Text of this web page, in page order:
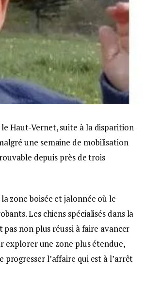
Haut-Vernet, suite à la disparition
une semaine de mobilisation
depuis près de trois
zone boisée et jalonnée où le
Les chiens spécialisés dans la
non plus réussi à faire avancer
explorer une zone plus étendue,
l’affaire qui est à l’arrêt